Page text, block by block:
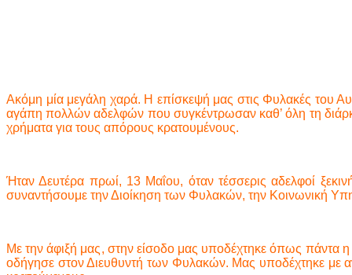
Ακόμη μία μεγάλη χαρά. Η επίσκεψή μας στις Φυλακές του
αγάπη πολλών αδελφών που συγκέντρωσαν καθ’ όλη τη
χρήματα για τους απόρους κρατουμένους.
Ήταν Δευτέρα πρωί, 13 Μαΐου, όταν τέσσερις αδελφοί
συναντήσουμε την Διοίκηση των Φυλακών, την Κοινωνική
Με την άφιξή μας, στην είσοδο μας υποδέχτηκε όπως πάντα
οδήγησε στον Διευθυντή των Φυλακών. Μας υποδέχτηκε με